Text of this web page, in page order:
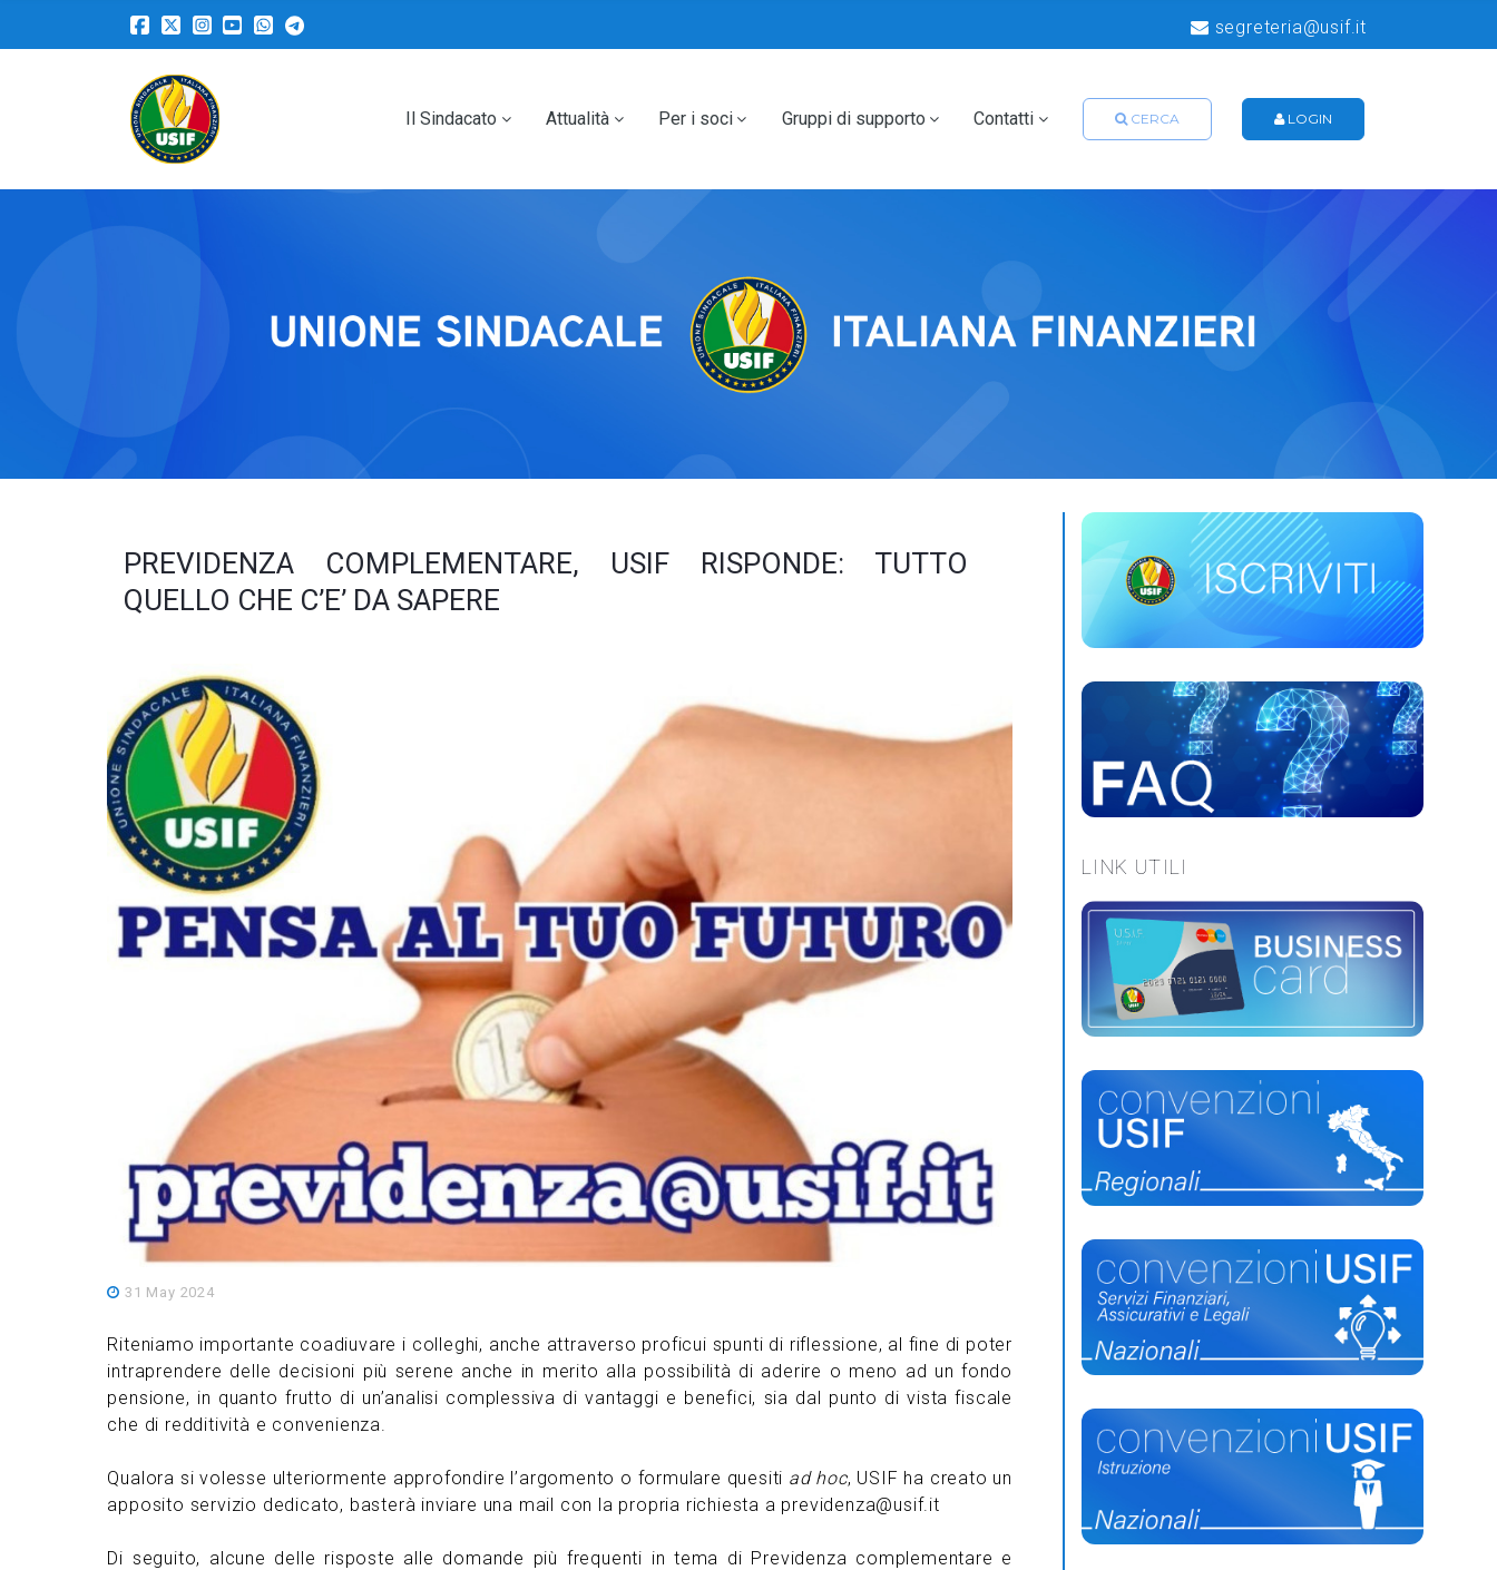
segreteria@usif.it
Il Sindacato Attualità Per i soci Gruppi di supporto Contatti CERCA LOGIN
PREVIDENZA COMPLEMENTARE, USIF RISPONDE: TUTTO
QUELLO CHE C’E’ DA SAPERE
31 May 2024
Riteniamo importante coadiuvare i colleghi, anche attraverso proficui spunti di riflessione, al fine di poter
intraprendere delle decisioni più serene anche in merito alla possibilità di aderire o meno ad un fondo
pensione, in quanto frutto di un’analisi complessiva di vantaggi e benefici, sia dal punto di vista fiscale
che di redditività e convenienza.
Qualora si volesse ulteriormente approfondire l’argomento o formulare quesiti ad hoc, USIF ha creato un
apposito servizio dedicato, basterà inviare una mail con la propria richiesta a previdenza@usif.it
Di seguito, alcune delle risposte alle domande più frequenti in tema di Previdenza complementare e
LINK UTILI